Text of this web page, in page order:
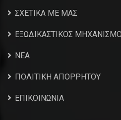
ΣΧΕΤΙΚΑ ΜΕ ΜΑΣ
ΕΞΩΔΙΚΑΣΤΙΚΟΣ
NEA
ΠΟΛΙΤΙΚΗ ΑΠΟΡΡΗΤΟΥ
ΕΠΙΚΟΙΝΩΝΙΑ